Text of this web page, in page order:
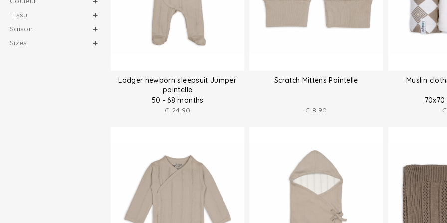
Tissu
Saison
Sizes
Lodger newborn sleepsuit Jumper
pointelle
50 - 68 months
€ 24.90
Scratch Mittens Pointelle
€ 8.90
Muslin
€